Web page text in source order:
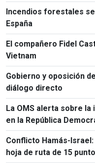
Incendios forestales
España
El compañero Fidel
Vietnam
Gobierno y oposición
diálogo directo
La OMS alerta sobre la
en la República
Conflicto Hamás-
hoja de ruta de 15